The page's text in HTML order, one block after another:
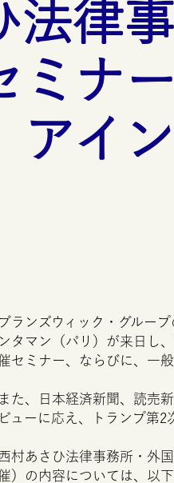
法律
ミナ
アイ
ブランズウィック・グルー
ンタマン（パリ）が来日し
セミナー、ならびに、一
また、日本経済新聞、読売
ビューに応え、トランプ第
村あさひ法律事務所・外
）の内容については、以